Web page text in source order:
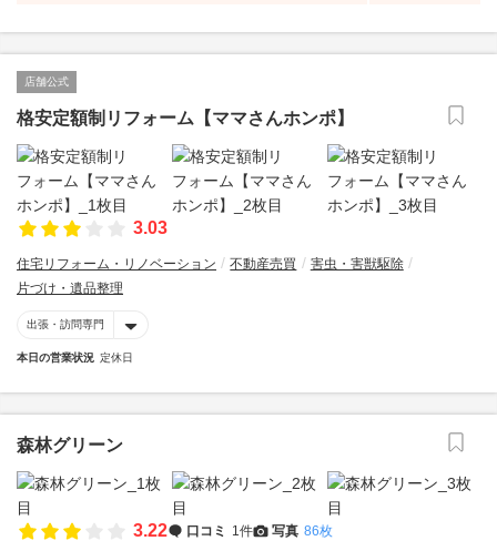
店舗公式
格安定額制リフォーム【ママさんホンポ】
3.03
住宅リフォーム・リノベーション 不動産売買
害虫・害獣駆除
片づけ・遺品整理
出張・訪問専門
本日の営業状況 定休日
森林グリーン
3.22 口コミ 1件 写真 86枚